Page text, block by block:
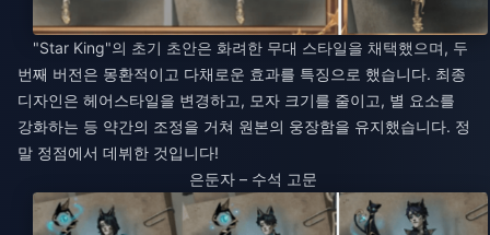
"Star King"의 초기 초안은 화려한 무대 스타일을 채택했으며, 두
번째 버전은 몽환적이고 다채로운 효과를 특징으로 했습니다. 최종
디자인은 헤어스타일을 변경하고, 모자 크기를 줄이고, 별 요소를
강화하는 등 약간의 조정을 거쳐 원본의 웅장함을 유지했습니다. 정
말 정점에서 데뷔한 것입니다!
은둔자 – 수석 고문